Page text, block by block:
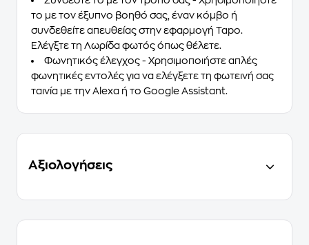
το με τον έξυπνο βοηθό σας, έναν κόμβο ή
συνδεθείτε απευθείας στην εφαρμογή Tapo.
Ελέγξτε τη Λωρίδα φωτός όπως θέλετε.
Φωνητικός έλεγχος - Χρησιμοποιήστε απλές
φωνητικές εντολές για να ελέγξετε τη φωτεινή σας
ταινία με την Alexa ή το Google Assistant.
Αξιολογήσεις